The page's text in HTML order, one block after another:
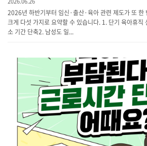
2026년 하반기부터 임신·출산·육아 관련 제도가 또 한
크게 다섯 가지로 요약할 수 있습니다. 1. 단기 육아휴직
소 기간 단축​2. 남성도 일...